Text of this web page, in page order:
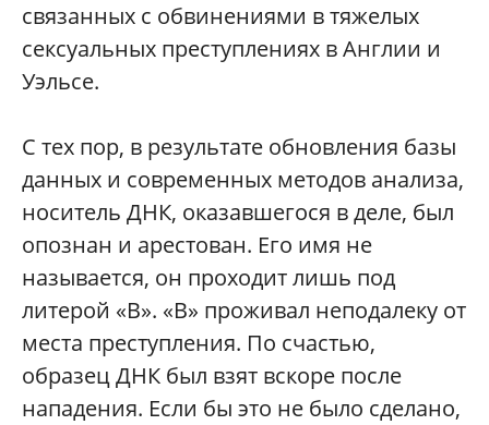
связанных с обвинениями в тяжелых
сексуальных преступлениях в Англии и
Уэльсе.
С тех пор, в результате обновления базы
данных и современных методов анализа,
носитель ДНК, оказавшегося в деле, был
опознан и арестован. Его имя не
называется, он проходит лишь под
литерой «В». «В» проживал неподалеку от
места преступления. По счастью,
образец ДНК был взят вскоре после
нападения. Если бы это не было сделано,